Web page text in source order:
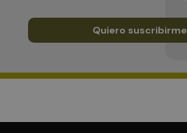
Quiero suscribirme